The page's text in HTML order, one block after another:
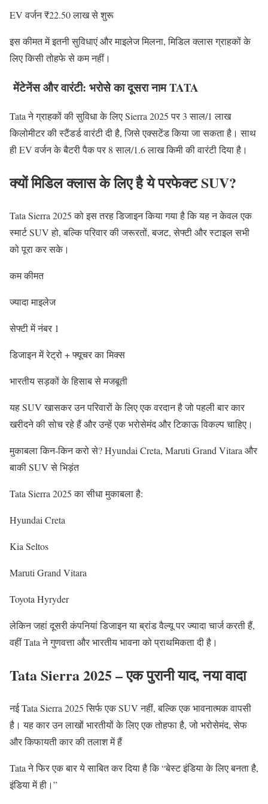
EV वर्जन ₹22.50 लाख से शुरू
इस कीमत में इतनी सुविधाएं और माइलेज मिलना, मिडिल क्लास ग्राहकों के
लिए किसी तोहफे से कम नहीं।
मेंटेनेंस और वारंटी: भरोसे का दूसरा नाम TATA
Tata ने ग्राहकों की सुविधा के लिए Sierra 2025 पर 3 साल/1 लाख
किलोमीटर की स्टैंडर्ड वारंटी दी है, जिसे एक्सटेंड किया जा सकता है। साथ
ही EV वर्जन के बैटरी पैक पर 8 साल/1.6 लाख किमी की वारंटी दिया है।
क्यों मिडिल क्लास के लिए है ये परफेक्ट SUV?
Tata Sierra 2025 को इस तरह डिजाइन किया गया है कि यह न केवल एक
स्मार्ट SUV हो, बल्कि परिवार की जरूरतों, बजट, सेफ्टी और स्टाइल सभी
को पूरा कर सके।
कम कीमत
ज्यादा माइलेज
सेफ्टी में नंबर 1
डिजाइन में रेट्रो + फ्यूचर का मिक्स
भारतीय सड़कों के हिसाब से मजबूती
यह SUV खासकर उन परिवारों के लिए एक वरदान है जो पहली बार कार
खरीदने की सोच रहे हैं और उन्हें एक भरोसेमंद और टिकाऊ विकल्प चाहिए।
मुकाबला किन-किन करो से? Hyundai Creta, Maruti Grand Vitara और
बाकी SUV से भिड़ंत
Tata Sierra 2025 का सीधा मुकाबला है:
Hyundai Creta
Kia Seltos
Maruti Grand Vitara
Toyota Hyryder
लेकिन जहां दूसरी कंपनियां डिजाइन या ब्रांड वैल्यू पर ज्यादा चार्ज करती हैं,
वहीं Tata ने गुणवत्ता और भारतीय भावना को प्राथमिकता दी है।
Tata Sierra 2025 – एक पुरानी याद, नया वादा
नई Tata Sierra 2025 सिर्फ एक SUV नहीं, बल्कि एक भावनात्मक वापसी
है। यह कार उन लाखों भारतीयों के लिए एक तोहफा है, जो भरोसेमंद, सेफ
और किफायती कार की तलाश में हैं
Tata ने फिर एक बार ये साबित कर दिया है कि “बेस्ट इंडिया के लिए बनता है,
इंडिया में ही।”